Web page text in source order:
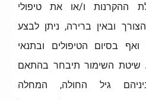
ההקרנות ו/או את טיפולי
ובאין ברירה, ניתן לבצע
בסיום הטיפולים ובתנאי
שיטת השימור תיבחר בהתאם
גיל החולה, המחלה